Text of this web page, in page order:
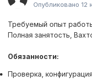
Опубликовано 12
Требуемый опыт
Полная занятость
Обязанности:
Проверка,